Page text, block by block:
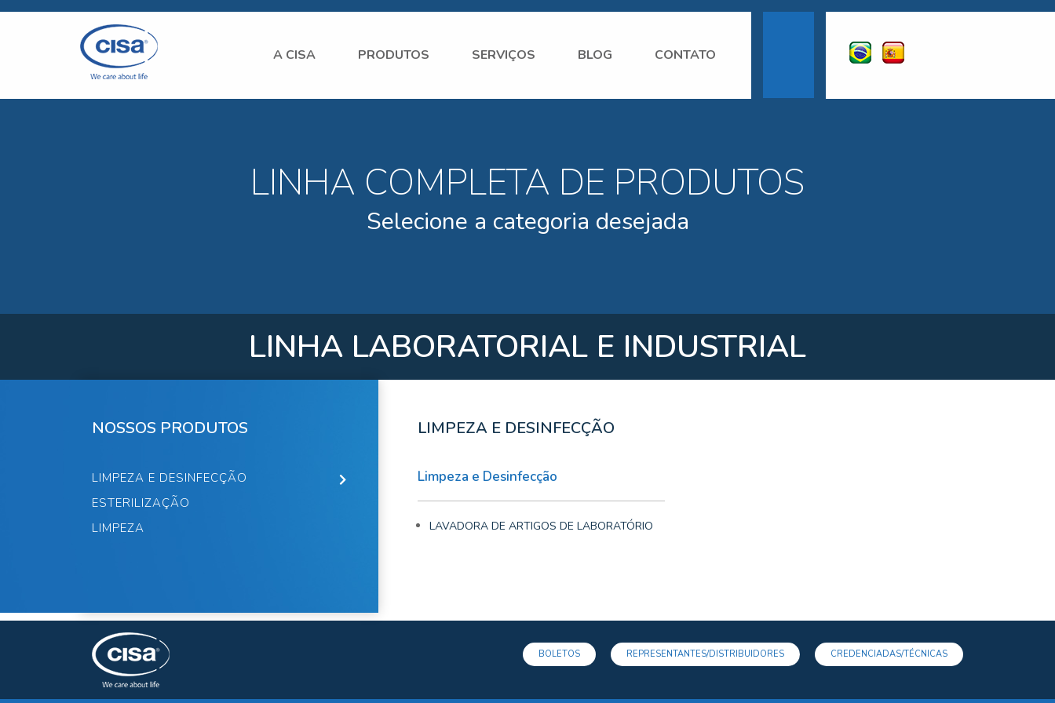
A CISA PRODUTOS SERVIÇOS BLOG CONTATO
LINHA COMPLETA DE PRODUTOS
Selecione a categoria desejada
LINHA LABORATORIAL E INDUSTRIAL
NOSSOS PRODUTOS
LIMPEZA E DESINFECÇÃO
ESTERILIZAÇÃO
LIMPEZA
LIMPEZA E DESINFECÇÃO
Limpeza e Desinfecção
LAVADORA DE ARTIGOS DE LABORATÓRIO
BOLETOS REPRESENTANTES/DISTRIBUIDORES CREDENCIADAS/TÉCNICAS